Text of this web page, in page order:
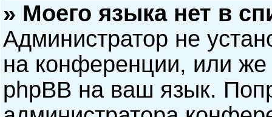
» Моего языка нет в
Администратор не
на конференции, или же
phpBB на ваш язык.